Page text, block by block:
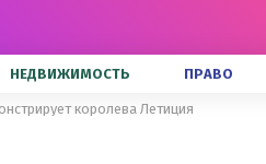
НЕДВИЖИМОСТЬ ПРАВО
королева Летиция